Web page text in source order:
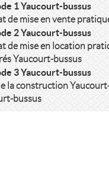
1 Yaucourt-bussus
de mise en vente
2 Yaucourt-bussus
de mise en location
Yaucourt-bussus
3 Yaucourt-bussus
la construction
bussus